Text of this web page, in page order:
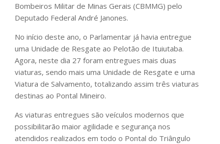
Bombeiros Militar de Minas Gerais (CBMMG) pelo
Deputado Federal André Janones.
No início deste ano, o Parlamentar já havia entregue
uma Unidade de Resgate ao Pelotão de Ituiutaba.
Agora, neste dia 27 foram entregues mais duas
viaturas, sendo mais uma Unidade de Resgate e uma
Viatura de Salvamento, totalizando assim três viaturas
destinas ao Pontal Mineiro.
As viaturas entregues são veículos modernos que
possibilitarão maior agilidade e segurança nos
atendidos realizados em todo o Pontal do Triângulo